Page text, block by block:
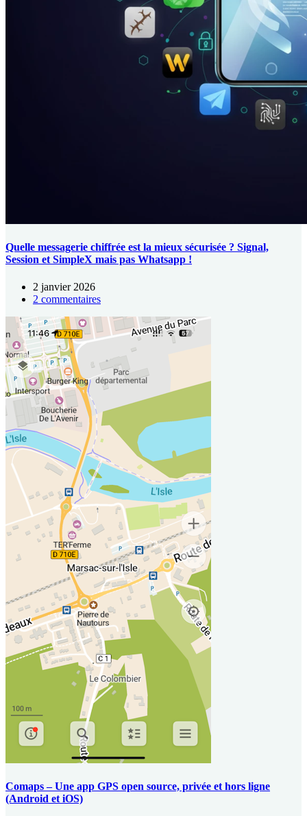
Quelle messagerie chiffrée est la mieux sécurisée ? Signal,
Session et SimpleX mais pas Whatsapp !
2 janvier 2026
2 commentaires
Comaps – Une app GPS open source, privée et hors ligne
(Android et iOS)